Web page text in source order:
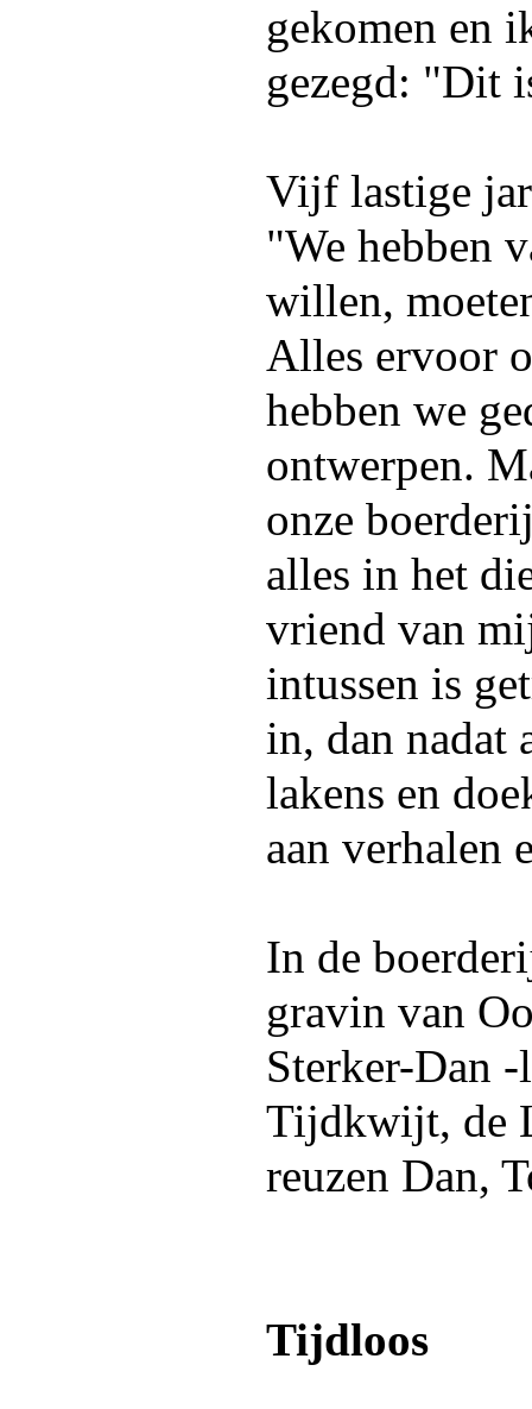
gekomen en
gezegd: "Dit
Vijf lastige
"We hebben
willen,
Alles ervoor
hebben we
ontwerpen.
onze
alles in het
vriend van
intussen is
in, dan nadat
lakens en
aan verhalen
In de
gravin van
Sterker-Dan
Tijdkwijt, de
reuzen Dan,
Tijdloos